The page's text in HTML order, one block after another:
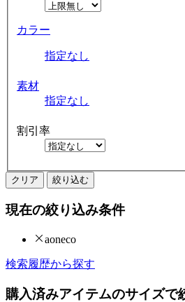
カラー
指定なし
素材
指定なし
割引率
クリア 絞り込む
現在の絞り込み条件
aoneco
検索履歴から探す
購入済みアイテムのサイズで